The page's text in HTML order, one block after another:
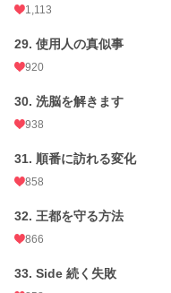
1,113
29. 使用人の真似事
920
30. 洗脳を解きます
938
31. 順番に訪れる変化
858
32. 王都を守る方法
866
33. Side 続く失敗